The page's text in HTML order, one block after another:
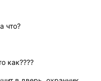
что?
как????